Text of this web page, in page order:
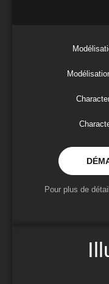
Pour plus de